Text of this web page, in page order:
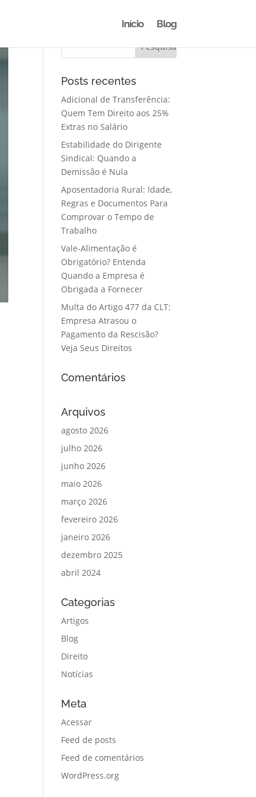
Início Blog
Posts recentes
Adicional de Transferência:
Quem Tem Direito aos 25%
Extras no Salário
Estabilidade do Dirigente
Sindical: Quando a
Demissão é Nula
Aposentadoria Rural: Idade,
Regras e Documentos Para
Comprovar o Tempo de
Trabalho
Vale-Alimentação é
Obrigatório? Entenda
Quando a Empresa é
Obrigada a Fornecer
Multa do Artigo 477 da CLT:
Empresa Atrasou o
Pagamento da Rescisão?
Veja Seus Direitos
Comentários
Arquivos
agosto 2026
julho 2026
junho 2026
maio 2026
março 2026
fevereiro 2026
janeiro 2026
dezembro 2025
abril 2024
Categorias
Artigos
Blog
Direito
Notícias
Meta
Acessar
Feed de posts
Feed de comentários
WordPress.org